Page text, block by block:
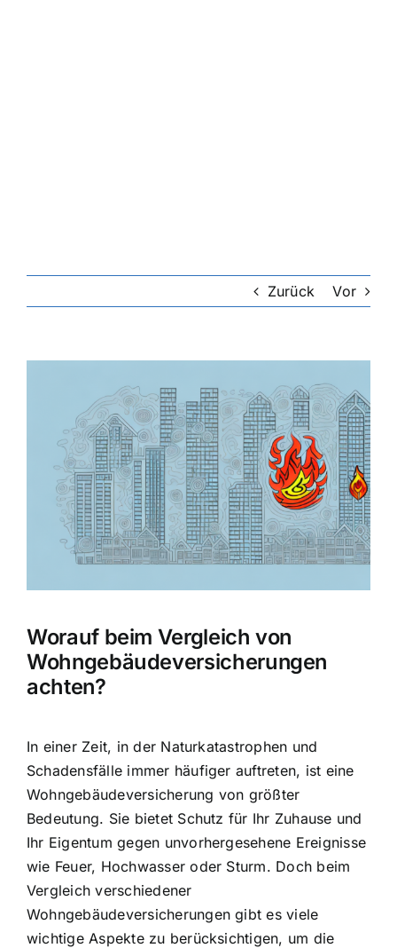
Hausratversicherung
Berufsunfähigkeitsversicherung
Weitere Tarifvergleiche
Zurück Vor
Worauf beim Vergleich von
Wohngebäudeversicherungen
achten?
In einer Zeit, in der Naturkatastrophen und
Schadensfälle immer häufiger auftreten, ist eine
Wohngebäudeversicherung von größter
Bedeutung. Sie bietet Schutz für Ihr Zuhause und
Ihr Eigentum gegen unvorhergesehene Ereignisse
wie Feuer, Hochwasser oder Sturm. Doch beim
Vergleich verschiedener
Wohngebäudeversicherungen gibt es viele
wichtige Aspekte zu berücksichtigen, um die